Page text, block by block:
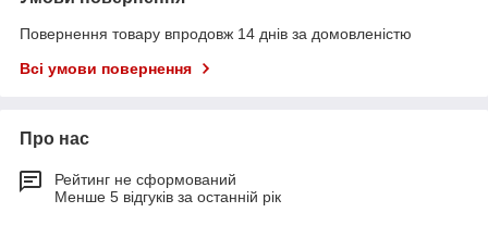
Повернення товару впродовж 14 днів за домовленістю
Всі умови повернення
Про нас
Рейтинг не сформований
Менше 5 відгуків за останній рік